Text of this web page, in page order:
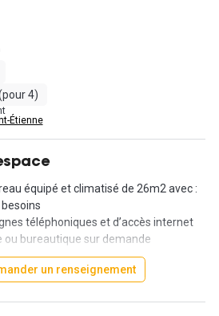
4)
Étienne
équipé et climatisé de 26m2 avec :
téléphoniques et d’accès internet
bureautique sur demande
(boissons, eau, biscuits) possible
réserver un bureau de réception pour
un renseignement